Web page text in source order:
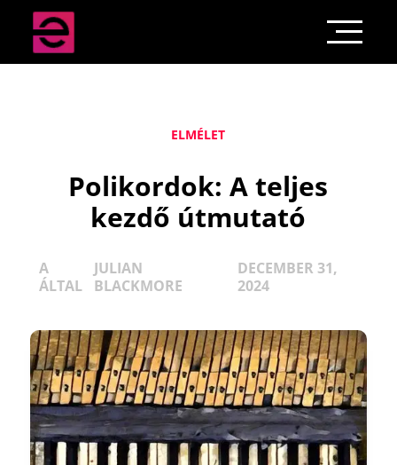
ELMÉLET
Polikordok: A teljes
kezdő útmutató
A
ÁLTAL
JULIAN
BLACKMORE
DECEMBER 31,
2024